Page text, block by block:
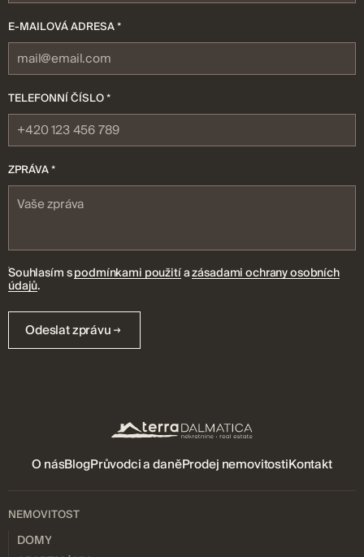
E-MAILOVÁ ADRESA *
TELEFONNÍ ČÍSLO *
ZPRÁVA *
Souhlasím spodmínkami použitíazásadami ochrany osobních
údajů.
Odeslat zprávu
O násBlogPrůvodci a daněProdej nemovitostiKontakt
NEMOVITOST
DOMY